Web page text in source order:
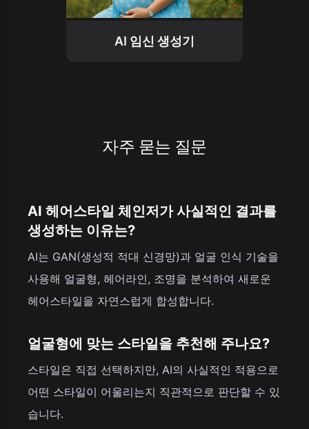
AI 임신 생성기
자주 묻는 질문
AI 헤어스타일 체인저가 사실적인 결과를
생성하는 이유는?
AI는 GAN(생성적 적대 신경망)과 얼굴 인식 기술을
사용해 얼굴형, 헤어라인, 조명을 분석하여 새로운
헤어스타일을 자연스럽게 합성합니다.
얼굴형에 맞는 스타일을 추천해 주나요?
스타일은 직접 선택하지만, AI의 사실적인 적용으로
어떤 스타일이 어울리는지 직관적으로 판단할 수 있
습니다.